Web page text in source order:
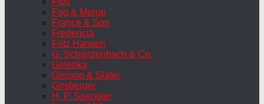
Fog & Morup
France & Son
Fredericia
Fritz Hansen
G. Schanzenbach & Co.
Gelenka
Gimson & Slater
Girsberger
H. P. Spengler